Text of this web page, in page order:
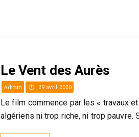
Le Vent des Aurès
Admin 29 avril 2020
Le film commence par les « travaux
algériens ni trop riche, ni trop pauvre.